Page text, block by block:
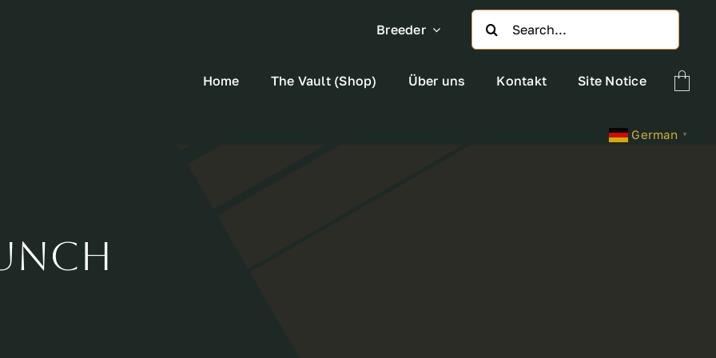
Breeder
Search
for:
Home The Vault (Shop) Über uns Kontakt Site Notice
German ▼